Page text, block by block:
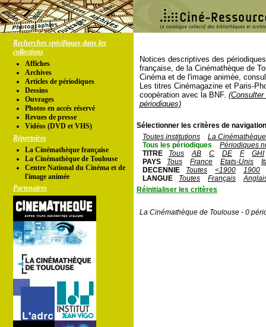
Recherches spécifiques dans les
collections
Affiches
Archives
Articles de périodiques
Dessins
Ouvrages
Photos en accés réservé
Revues de presse
Vidéos (DVD et VHS)
Répertoires
La Cinémathèque française
La Cinémathèque de Toulouse
Centre National du Cinéma et de
l'image animée
Partenaires
Notices descriptives des
française, de la Cinémathèque de
Cinéma et de l'image animée,
Les titres Cinémagazine et Paris-
coopération avec la BNF.
périodiques)
Sélectionner les critères de
Toutes institutions
La
Tous les périodiques
Périodiques
TITRE
Tous AB C DE F
GHI
PAYS
Tous France Etats-Unis
DECENNIE
Toutes <1900
1900
LANGUE
Toutes Français
Réinitialiser les critères
La Cinémathèque de Toulouse - 0